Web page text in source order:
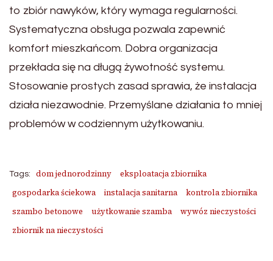
to zbiór nawyków, który wymaga regularności.
Systematyczna obsługa pozwala zapewnić
komfort mieszkańcom. Dobra organizacja
przekłada się na długą żywotność systemu.
Stosowanie prostych zasad sprawia, że instalacja
działa niezawodnie. Przemyślane działania to mniej
problemów w codziennym użytkowaniu.
Tags: dom jednorodzinny
eksploatacja zbiornika
gospodarka ściekowa
instalacja sanitarna
kontrola zbiornika
szambo betonowe
użytkowanie szamba
wywóz nieczystości
zbiornik na nieczystości